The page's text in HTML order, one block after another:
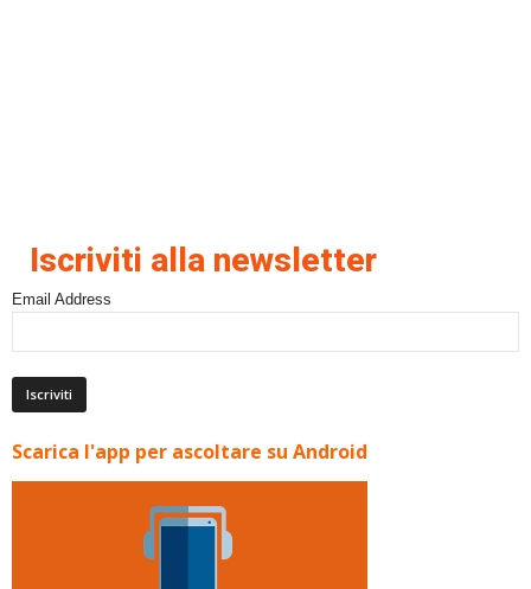
Iscriviti alla newsletter
Email Address
Scarica l'app per ascoltare su Android